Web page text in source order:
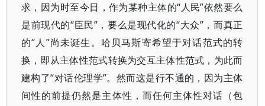
求，因为时至今日，作为某种主体的“人民”依然要么
是前现代的“臣民”，要么是现代化的“大众”，而真正
的“人”尚未诞生。哈贝马斯寄希望于对话范式的转
换，即从主体性范式转换为交互主体性范式，为此而
建构了“对话伦理学”。然而这是行不通的，因为主体
间性的前提仍然是主体性，而任何主体性对话（包